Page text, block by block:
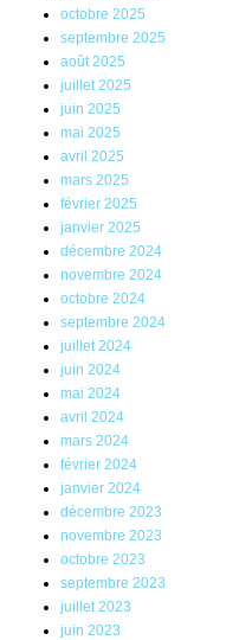
octobre 2025
septembre 2025
août 2025
juillet 2025
juin 2025
mai 2025
avril 2025
mars 2025
février 2025
janvier 2025
décembre 2024
novembre 2024
octobre 2024
septembre 2024
juillet 2024
juin 2024
mai 2024
avril 2024
mars 2024
février 2024
janvier 2024
décembre 2023
novembre 2023
octobre 2023
septembre 2023
juillet 2023
juin 2023